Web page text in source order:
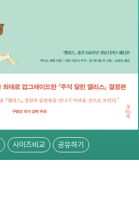
사이즈비교 공유하기